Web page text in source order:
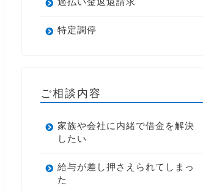
特定調停
ご相談内容
家族や会社に内緒で借金を解決
したい
給与が差し押さえられてしまっ
た